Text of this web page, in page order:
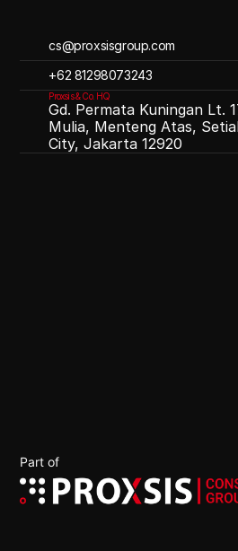
cs@proxsisgroup.com
‪+62 81298073243
Proxsis & Co. HQ
Gd. Permata Kuningan Lt.
Mulia, Menteng Atas,
City, Jakarta 12920
Part of